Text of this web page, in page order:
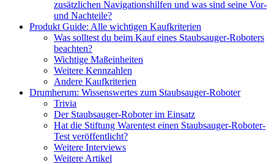
zusätzlichen Navigationshilfen und was sind seine Vor-
und Nachteile?
Produkt Guide: Alle wichtigen Kaufkriterien
Was solltest du beim Kauf eines Staubsauger-Roboters
beachten?
Wichtige Maßeinheiten
Weitere Kennzahlen
Andere Kaufkriterien
Drumherum: Wissenswertes zum Staubsauger-Roboter
Trivia
Der Staubsauger-Roboter im Einsatz
Hat die Stiftung Warentest einen Staubsauger-Roboter-
Test veröffentlicht?
Weitere Interviews
Weitere Artikel